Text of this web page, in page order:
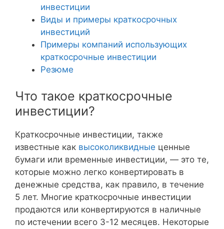
инвестиции
Виды и примеры краткосрочных
инвестиций
Примеры компаний использующих
краткосрочные инвестиции
Резюме
Что такое краткосрочные
инвестиции?
Краткосрочные инвестиции, также
известные как высоколиквидные ценные
бумаги или временные инвестиции, — это те,
которые можно легко конвертировать в
денежные средства, как правило, в течение
5 лет. Многие краткосрочные инвестиции
продаются или конвертируются в наличные
по истечении всего 3-12 месяцев. Некоторые